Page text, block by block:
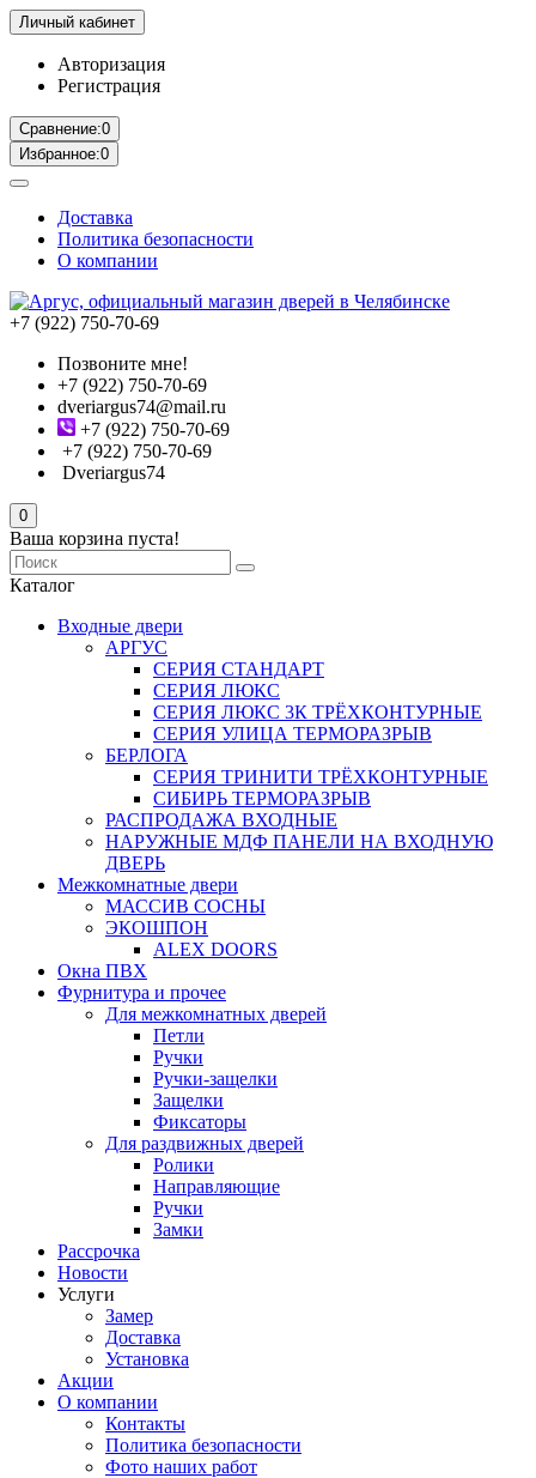
Личный кабинет
Авторизация
Регистрация
Сравнение:0
Избранное:0
Доставка
Политика безопасности
О компании
+7 (922) 750-70-69
Позвоните мне!
+7 (922) 750-70-69
dveriargus74@mail.ru
+7 (922) 750-70-69
+7 (922) 750-70-69
Dveriargus74
0
Ваша корзина пуста!
Каталог
Входные двери
АРГУС
СЕРИЯ СТАНДАРТ
СЕРИЯ ЛЮКС
СЕРИЯ ЛЮКС 3К ТРЁХКОНТУРНЫЕ
СЕРИЯ УЛИЦА ТЕРМОРАЗРЫВ
БЕРЛОГА
СЕРИЯ ТРИНИТИ ТРЁХКОНТУРНЫЕ
СИБИРЬ ТЕРМОРАЗРЫВ
РАСПРОДАЖА ВХОДНЫЕ
НАРУЖНЫЕ МДФ ПАНЕЛИ НА ВХОДНУЮ
ДВЕРЬ
Межкомнатные двери
МАССИВ СОСНЫ
ЭКОШПОН
ALEX DOORS
Окна ПВХ
Фурнитура и прочее
Для межкомнатных дверей
Петли
Ручки
Ручки-защелки
Защелки
Фиксаторы
Для раздвижных дверей
Ролики
Направляющие
Ручки
Замки
Рассрочка
Новости
Услуги
Замер
Доставка
Установка
Акции
О компании
Контакты
Политика безопасности
Фото наших работ